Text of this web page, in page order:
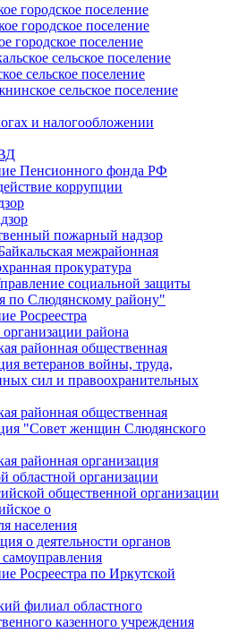
городское поселение
городское поселение
городское поселение
сельское поселение
сельское поселение
сельское поселение
и налогообложении
Пенсионного фонда РФ
коррупции
пожарный надзор
межрайонная
прокуратура
социальной защиты
по Слюдянскому району"
Росреестра
района
районная общественная
ветеранов войны, труда,
сил и правоохранительных
районная общественная
"Совет женщин Слюдянского
районная организация
областной организации
общественной организации
о
населения
о деятельности органов
Росреестра по Иркутской
филиал областного
казенного учреждения